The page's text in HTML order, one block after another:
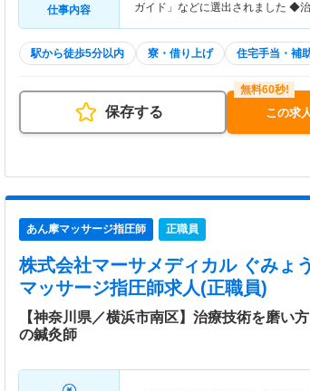
仕事内容
ガイド」などに選出されました ◆
駅から徒歩5分以内 寮・借り上げ 住宅手当・補
保存する この求
あん摩マッサージ指圧師 正職員
株式会社マーサメディカル ぐみょ
マッサージ指圧師求人(正職員)
【神奈川県／横浜市南区】治療技術を磨い
の鍼灸師